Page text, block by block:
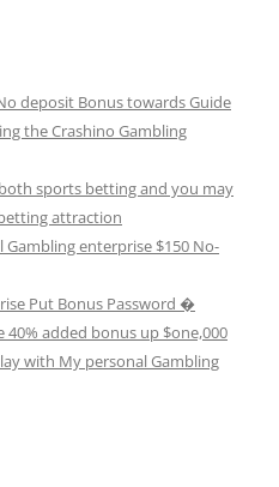
deposit Bonus towards Guide
the Crashino Gambling
sports betting and you may
attraction
enterprise $150 No-
Put Bonus Password �
40% added bonus up $one,000
with My personal Gambling